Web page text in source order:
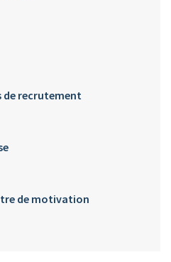
de recrutement
de motivation